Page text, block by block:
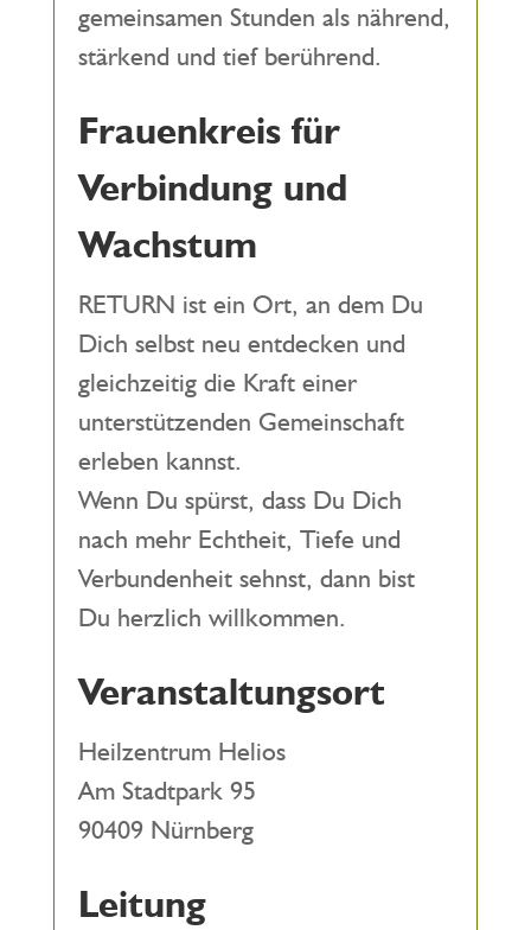
gemeinsamen Stunden als nährend,
stärkend und tief berührend.
Frauenkreis für
Verbindung und
Wachstum
RETURN ist ein Ort, an dem Du
Dich selbst neu entdecken und
gleichzeitig die Kraft einer
unterstützenden Gemeinschaft
erleben kannst.
Wenn Du spürst, dass Du Dich
nach mehr Echtheit, Tiefe und
Verbundenheit sehnst, dann bist
Du herzlich willkommen.
Veranstaltungsort
Heilzentrum Helios
Am Stadtpark 95
90409 Nürnberg
Leitung